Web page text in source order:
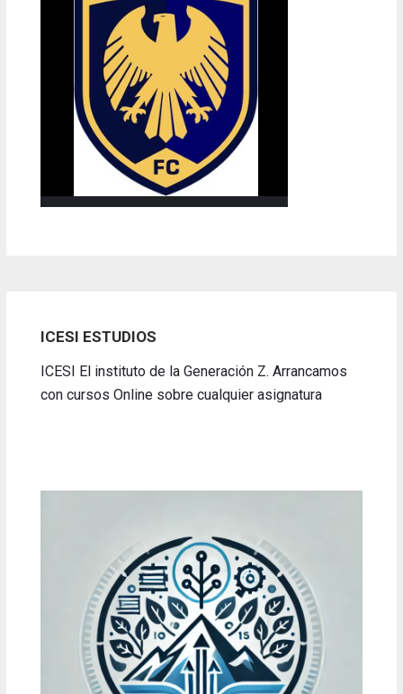
ICESI ESTUDIOS
ICESI El instituto de la Generación Z. Arrancamos
con cursos Online sobre cualquier asignatura